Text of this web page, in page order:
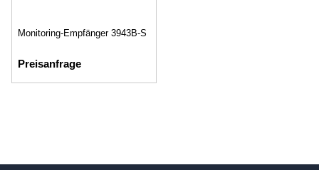
Monitoring-Empfänger 3943B-S
Preisanfrage